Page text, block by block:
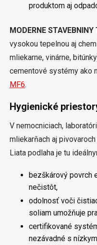
produktom aj
MODERNE STAVEBNINY
vysokou tepelnou aj
mliekarne, vinárne,
cementové systémy ako
MF6.
Hygienické
V nemocniciach,
mliekarňach aj
Liata podlaha je tu
bezškárový povrch
nečistôt,
odolnosť voči
soliam umožňuje
certifikované
nezávadné s